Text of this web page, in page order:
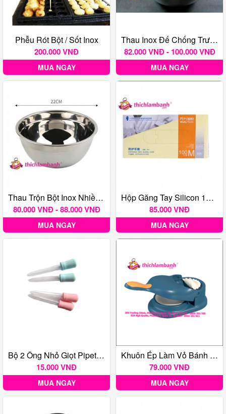
Phễu Rót Bột / Sốt Inox
200.000 VNĐ
MUA NGAY
Thau Inox Đế Chống Trượt Nhiều Kích Thước
82.000 VNĐ - 100.000 VNĐ
MUA NGAY
Thau Trộn Bột Inox Nhiều Kích Thước
80.000 VNĐ - 88.000 VNĐ
MUA NGAY
Hộp Găng Tay Silicon 100 Cái Size M
85.000 VNĐ
MUA NGAY
Bộ 2 Ống Nhỏ Giọt Pipet 5ml
15.000 VNĐ
MUA NGAY
Khuôn Ép Làm Vỏ Bánh Sủi Cảo
79.000 VNĐ
MUA NGAY